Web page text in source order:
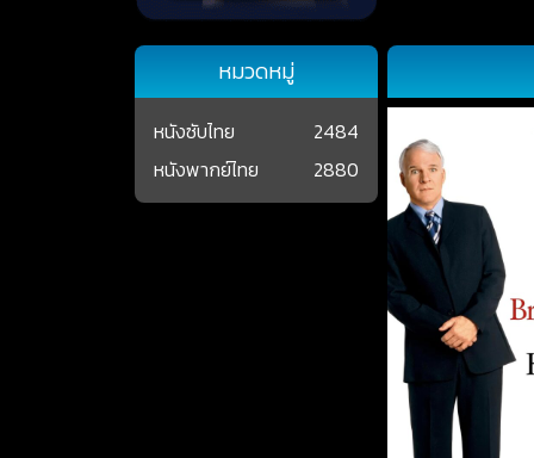
หมวดหมู่
หนังซับไทย
2484
หนังพากย์ไทย
2880